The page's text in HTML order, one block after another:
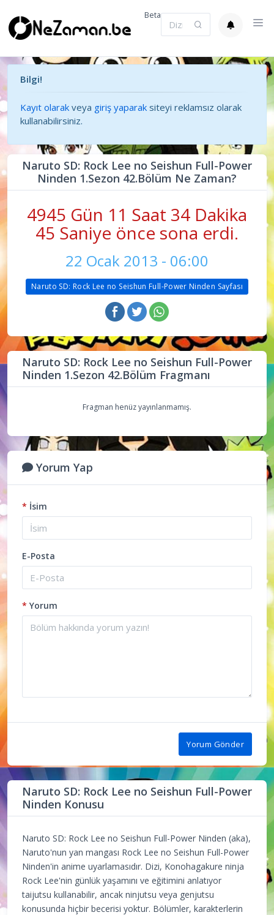
Beta
Bilgi!
Kayıt olarak veya giriş yaparak siteyi reklamsız olarak
kullanabilirsiniz.
Naruto SD: Rock Lee no Seishun Full-Power
Ninden 1.Sezon 42.Bölüm Ne Zaman?
4945 Gün 11 Saat 34 Dakika
46 Saniye önce sona erdi.
22 Ocak 2013 - 06:00
Naruto SD: Rock Lee no Seishun Full-Power Ninden Sayfası
Naruto SD: Rock Lee no Seishun Full-Power
Ninden 1.Sezon 42.Bölüm Fragmanı
Fragman henüz yayınlanmamış.
Yorum Yap
* İsim
E-Posta
* Yorum
Yorum Gönder
Naruto SD: Rock Lee no Seishun Full-Power
Ninden Konusu
Naruto SD: Rock Lee no Seishun Full-Power Ninden (aka),
Naruto'nun yan mangası Rock Lee no Seishun Full-Power
Ninden'in anime uyarlamasıdır. Dizi, Konohagakure ninja
Rock Lee'nin günlük yaşamını ve eğitimini anlatıyor
taijutsu kullanabilir, ancak ninjutsu veya genjutsu
konusunda hiçbir becerisi yoktur. Bölümler, karakterlerin